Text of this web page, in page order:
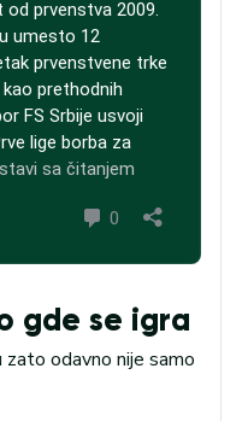
gde se igra
odavno nije samo